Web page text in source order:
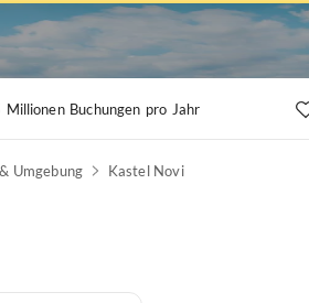
Millionen Buchungen pro Jahr
Umgebung Kastel Novi